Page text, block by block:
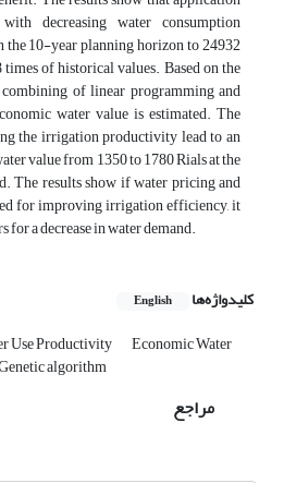
decreasing water consumption
the 10-year planning horizon to 24932
of historical values. Based on the
of linear programming and
water value is estimated. The
the irrigation productivity lead to an
value from 1350 to 1780 Rials at the
The results show if water pricing and
for improving irrigation efficiency, it
for a decrease in water demand.
کلیدواژه‌ها English
Use Productivity Economic Water
algorithm
مراجع